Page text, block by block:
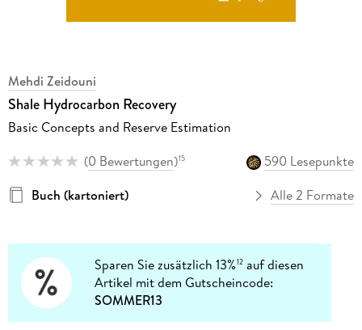
Mehdi Zeidouni
Shale Hydrocarbon Recovery
Basic Concepts and Reserve Estimation
(0 Bewertungen)15
590 Lesepunkte
Buch (kartoniert)
Alle 2 Formate
Sparen Sie zusätzlich 13%12 auf diesen
Artikel mit dem Gutscheincode:
SOMMER13